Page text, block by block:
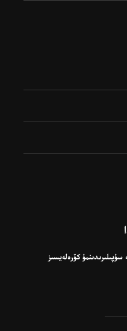
سۇپىلىرىدىنمۇ كۆرەلەيسىز